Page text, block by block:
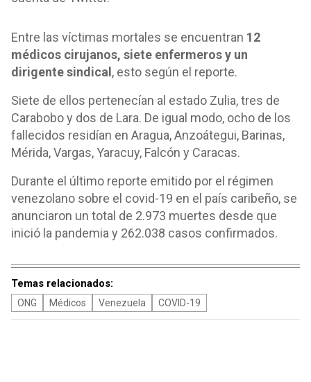
Entre las víctimas mortales se encuentran 12
médicos cirujanos, siete enfermeros y un
dirigente sindical, esto según el reporte.
Siete de ellos pertenecían al estado Zulia, tres de
Carabobo y dos de Lara. De igual modo, ocho de los
fallecidos residían en Aragua, Anzoátegui, Barinas,
Mérida, Vargas, Yaracuy, Falcón y Caracas.
Durante el último reporte emitido por el régimen
venezolano sobre el covid-19 en el país caribeño, se
anunciaron un total de 2.973 muertes desde que
inició la pandemia y 262.038 casos confirmados.
Temas relacionados:
ONG Médicos Venezuela COVID-19